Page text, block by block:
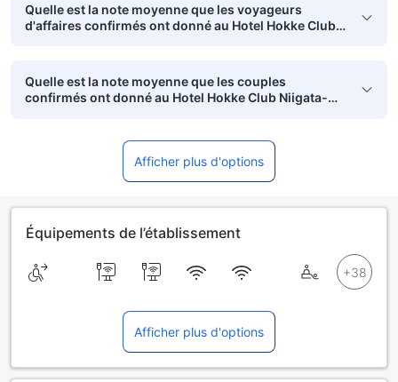
Quelle est la note moyenne que les voyageurs
d'affaires confirmés ont donné au Hotel Hokke Club
Quelle est la note moyenne que les couples
confirmés ont donné au Hotel Hokke Club Niigata-
Afficher plus d'options
Équipements de l’établissement
Afficher plus d'options